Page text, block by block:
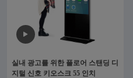
실내 광고를 위한 플로어 스탠딩 디
지털 신호 키오스크 55 인치